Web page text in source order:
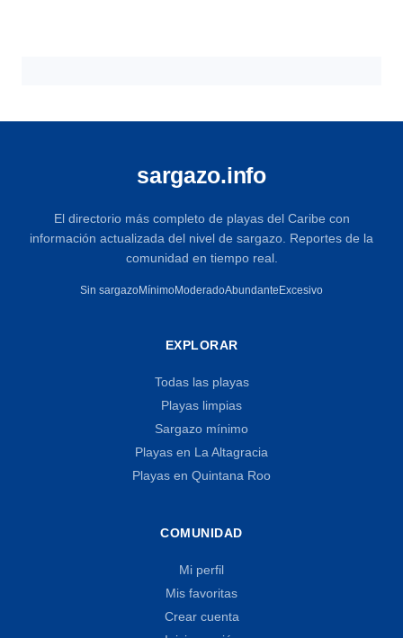
sargazo.info
El directorio más completo de playas del Caribe con
información actualizada del nivel de sargazo. Reportes de la
comunidad en tiempo real.
Sin sargazoMínimoModeradoAbundante Excesivo
EXPLORAR
Todas las playas
Playas limpias
Sargazo mínimo
Playas en La Altagracia
Playas en Quintana Roo
COMUNIDAD
Mi perfil
Mis favoritas
Crear cuenta